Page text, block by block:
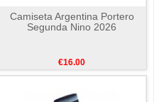
Camiseta Argentina Portero
Segunda Nino 2026
€16.00